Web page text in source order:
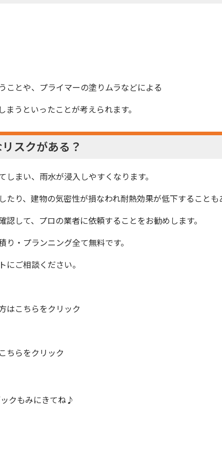
ことや、プライマーの塗りムラなどによる
うといったことが考えられます。
スクがある？
まい、雨水が浸入しやすくなります。
り、建物の気密性が損なわれ耐熱効果が低下することも
して、プロの業者に依頼することをお勧めします。
・プランニング全て無料です。
ご相談ください。
はこちらをクリック
ちらをクリック
クもみにきてね♪